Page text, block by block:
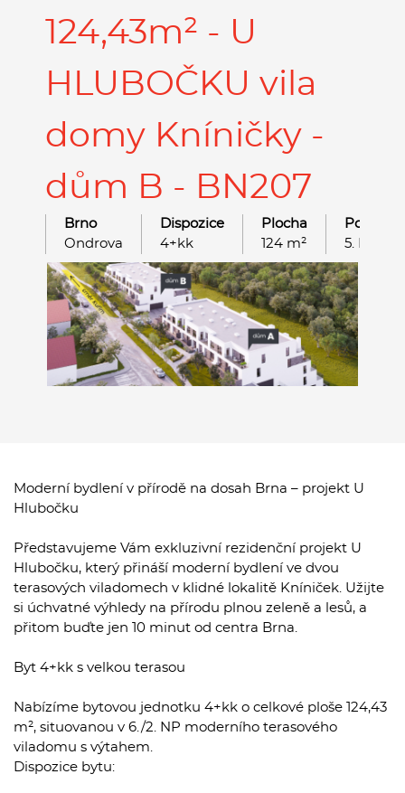
124,43m² - U
HLUBOČKU vila
domy Kníničky -
dům B - BN207
Brno Dispozice Plocha
Podlaží
Ondrova
4+kk 124 m² 5. NP
Moderní bydlení v přírodě na dosah Brna – projekt U
Hlubočku
Představujeme Vám exkluzivní rezidenční projekt U
Hlubočku, který přináší moderní bydlení ve dvou
terasových viladomech v klidné lokalitě Kníniček. Užijte
si úchvatné výhledy na přírodu plnou zeleně a lesů, a
přitom buďte jen 10 minut od centra Brna.
Byt 4+kk s velkou terasou
Nabízíme bytovou jednotku 4+kk o celkové ploše 124,43
m², situovanou v 6./2. NP moderního terasového
viladomu s výtahem.
Dispozice bytu: